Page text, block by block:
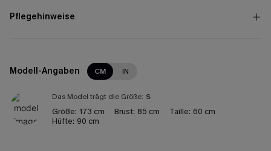
Pflegehinweise
Modell-Angaben CM IN
Das Model trägt die Größe: S
Größe: 173 cm Brust: 85 cm Taille: 60 cm
Hüfte: 90 cm